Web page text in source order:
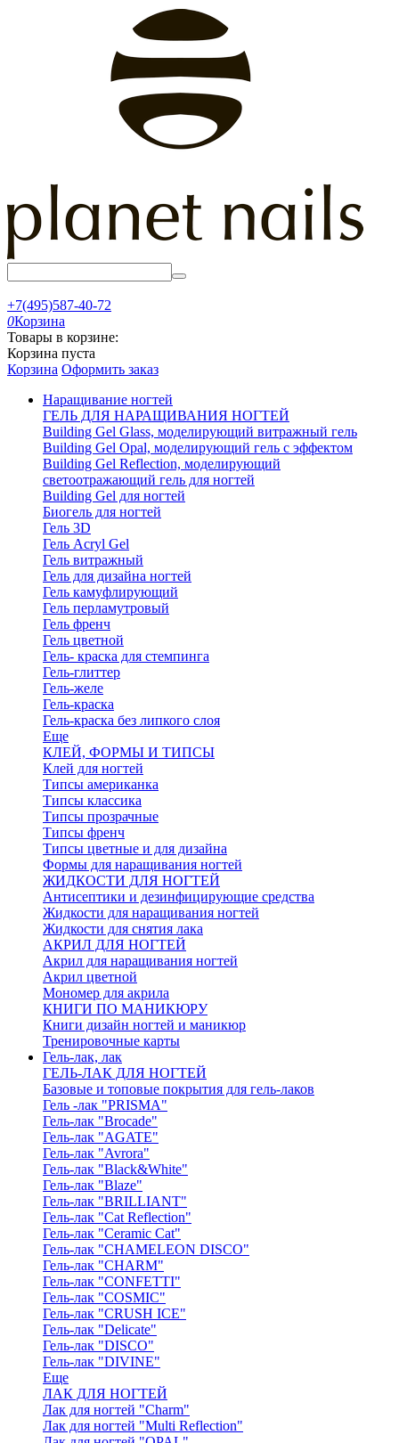
+7(495)587-40-72
0Корзина
Товары в корзине:
Корзина пуста
Корзина Оформить заказ
Наращивание ногтей
ГЕЛЬ ДЛЯ НАРАЩИВАНИЯ НОГТЕЙ
Building Gel Glass, моделирующий витражный гель
Building Gel Opal, моделирующий гель с эффектом
Building Gel Reflection, моделирующий
светоотражающий гель для ногтей
Building Gel для ногтей
Биогель для ногтей
Гель 3D
Гель Acryl Gel
Гель витражный
Гель для дизайна ногтей
Гель камуфлирующий
Гель перламутровый
Гель френч
Гель цветной
Гель- краска для стемпинга
Гель-глиттер
Гель-желе
Гель-краска
Гель-краска без липкого слоя
Еще
КЛЕЙ, ФОРМЫ И ТИПСЫ
Клей для ногтей
Типсы американка
Типсы классика
Типсы прозрачные
Типсы френч
Типсы цветные и для дизайна
Формы для наращивания ногтей
ЖИДКОСТИ ДЛЯ НОГТЕЙ
Антисептики и дезинфицирующие средства
Жидкости для наращивания ногтей
Жидкости для снятия лака
АКРИЛ ДЛЯ НОГТЕЙ
Акрил для наращивания ногтей
Акрил цветной
Мономер для акрила
КНИГИ ПО МАНИКЮРУ
Книги дизайн ногтей и маникюр
Тренировочные карты
Гель-лак, лак
ГЕЛЬ-ЛАК ДЛЯ НОГТЕЙ
Базовые и топовые покрытия для гель-лаков
Гель -лак "PRISMA"
Гель-лак "Brocade"
Гель-лак "AGATE"
Гель-лак "Avrora"
Гель-лак "Black&White"
Гель-лак "Blaze"
Гель-лак "BRILLIANT"
Гель-лак "Cat Reflection"
Гель-лак "Ceramic Cat"
Гель-лак "CHAMELEON DISCO"
Гель-лак "CHARM"
Гель-лак "CONFETTI"
Гель-лак "COSMIC"
Гель-лак "CRUSH ICE"
Гель-лак "Delicate"
Гель-лак "DISCO"
Гель-лак "DIVINE"
Еще
ЛАК ДЛЯ НОГТЕЙ
Лак для ногтей "Charm"
Лак для ногтей "Multi Reflection"